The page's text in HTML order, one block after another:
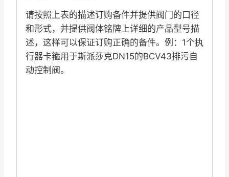
请按照上表的描述订购备件并提供阀门的口径
和形式，并提供阀体铭牌上详细的产品型号描
述，这样可以保证订购正确的备件。例：1个执
行器卡箍用于斯派莎克DN15的BCV43排污自
动控制阀。